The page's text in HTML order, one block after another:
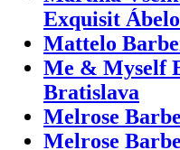
Exquisit
Mattelo
Me & Myself
Bratislava
Melrose
Melrose